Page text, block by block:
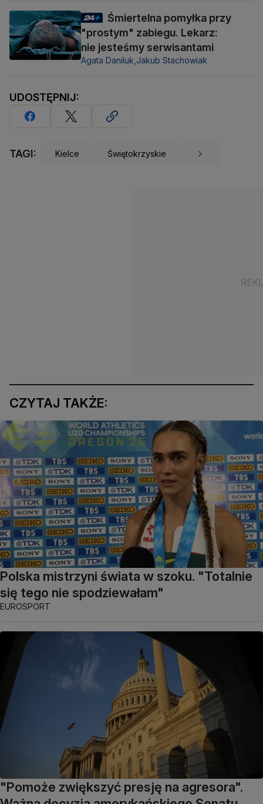
Śmiertelna pomyłka przy
"prostym" zabiegu. Lekarz:
nie jesteśmy serwisantami
Agata Daniluk, Jakub Stachowiak
UDOSTĘPNIJ:
TAGI: Kielce Świętokrzyskie
CZYTAJ TAKŻE:
Polska mistrzyni świata w szoku. "Totalnie
się tego nie spodziewałam"
EUROSPORT
"Pomoże zwiększyć presję na agresora".